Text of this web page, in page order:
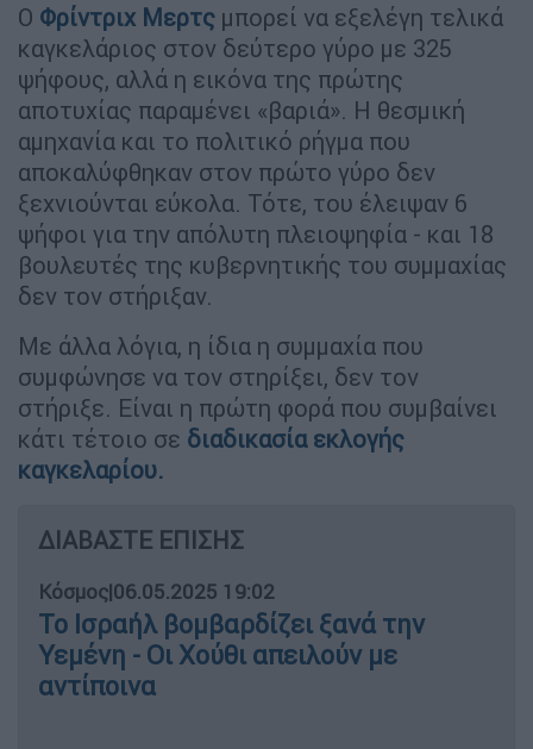
Ο Φρίντριχ Μερτς μπορεί να εξελέγη τελικά
καγκελάριος στον δεύτερο γύρο με 325
ψήφους, αλλά η εικόνα της πρώτης
αποτυχίας παραμένει «βαριά». Η θεσμική
αμηχανία και το πολιτικό ρήγμα που
αποκαλύφθηκαν στον πρώτο γύρο δεν
ξεχνιούνται εύκολα. Τότε, του έλειψαν 6
ψήφοι για την απόλυτη πλειοψηφία - και 18
βουλευτές της κυβερνητικής του συμμαχίας
δεν τον στήριξαν.
Με άλλα λόγια, η ίδια η συμμαχία που
συμφώνησε να τον στηρίξει, δεν τον
στήριξε. Είναι η πρώτη φορά που συμβαίνει
κάτι τέτοιο σε διαδικασία εκλογής
καγκελαρίου.
ΔΙΑΒΑΣΤΕ ΕΠΙΣΗΣ
Κόσμος|06.05.2025 19:02
Το Ισραήλ βομβαρδίζει ξανά την
Υεμένη - Οι Χούθι απειλούν με
αντίποινα